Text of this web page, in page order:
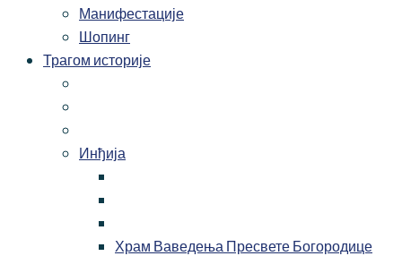
Манифестације
Шопинг
Трагом историје
Инђија
Храм Ваведења Пресвете Богородице